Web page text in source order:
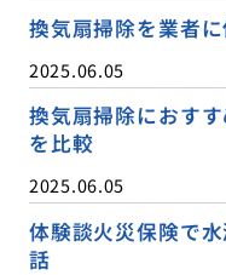
換気扇掃除を業者
2025.06.05
換気扇掃除におす
を比較
2025.06.05
体験談火災保険で
話